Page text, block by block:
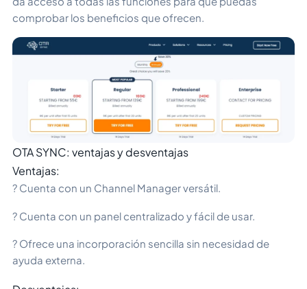
comprobar los beneficios que ofrecen.
OTA SYNC: ventajas y desventajas
Ventajas:
? Cuenta con un Channel Manager versátil.
? Cuenta con un panel centralizado y fácil de usar.
? Ofrece una incorporación sencilla sin necesidad de
ayuda externa.